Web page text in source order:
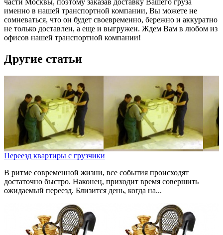
части Москвы, поэтому заказав доставку Вашего груза
именно в нашей транспортной компании, Вы можете не
сомневаться, что он будет своевременно, бережно и аккуратно
не только доставлен, а еще и выгружен. Ждем Вам в любом из
офисов нашей транспортной компании!
Другие статьи
Переезд квартиры с грузчики
В ритме современной жизни, все события происходят
достаточно быстро. Наконец, приходит время совершить
ожидаемый переезд. Близится день, когда на...